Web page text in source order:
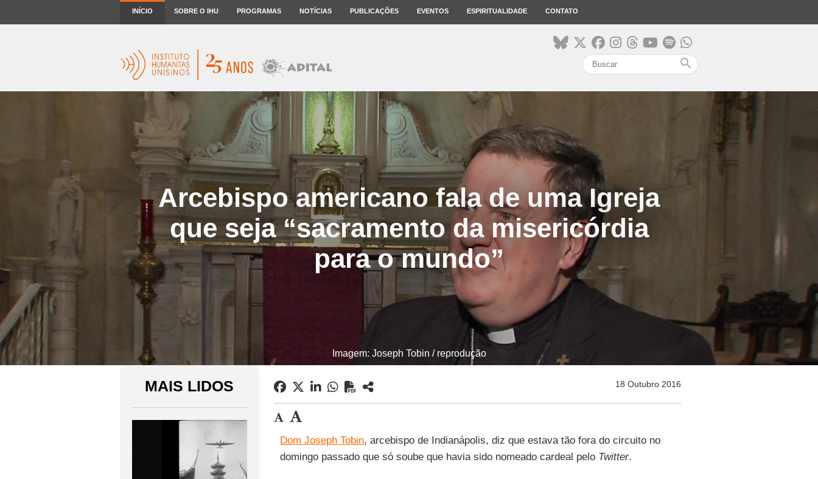
INÍCIO SOBRE O IHU PROGRAMAS NOTÍCIAS PUBLICAÇÕES EVENTOS ESPIRITUALIDADE CONTATO
search
Arcebispo americano fala de uma Igreja
que seja “sacramento da misericórdia
para o mundo”
Imagem: Joseph Tobin / reprodução
MAIS LIDOS 18 Outubro 2016
Dom Joseph Tobin, arcebispo de Indianápolis, diz que estava tão fora do circuito no
domingo passado que só soube que havia sido nomeado cardeal pelo Twitter.